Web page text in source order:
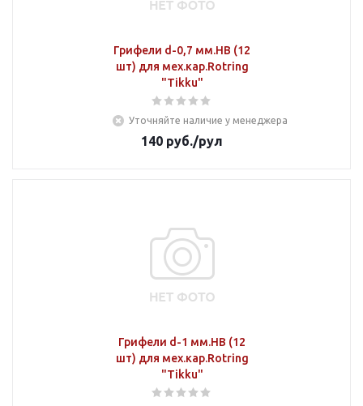
Грифели d-0,7 мм.НВ (12
шт) для мех.кар.Rotring
"Tikku"
Уточняйте наличие у менеджера
140 руб./рул
Грифели d-1 мм.НВ (12
шт) для мех.кар.Rotring
"Tikku"